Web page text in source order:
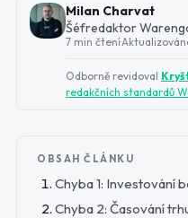
Milan Charvat
Šéfredaktor
7 min čtení·
Odborně revidoval
redakčních standardů
OBSAH ČLÁNKU
Chyba 1: Investování
Chyba 2: Časování